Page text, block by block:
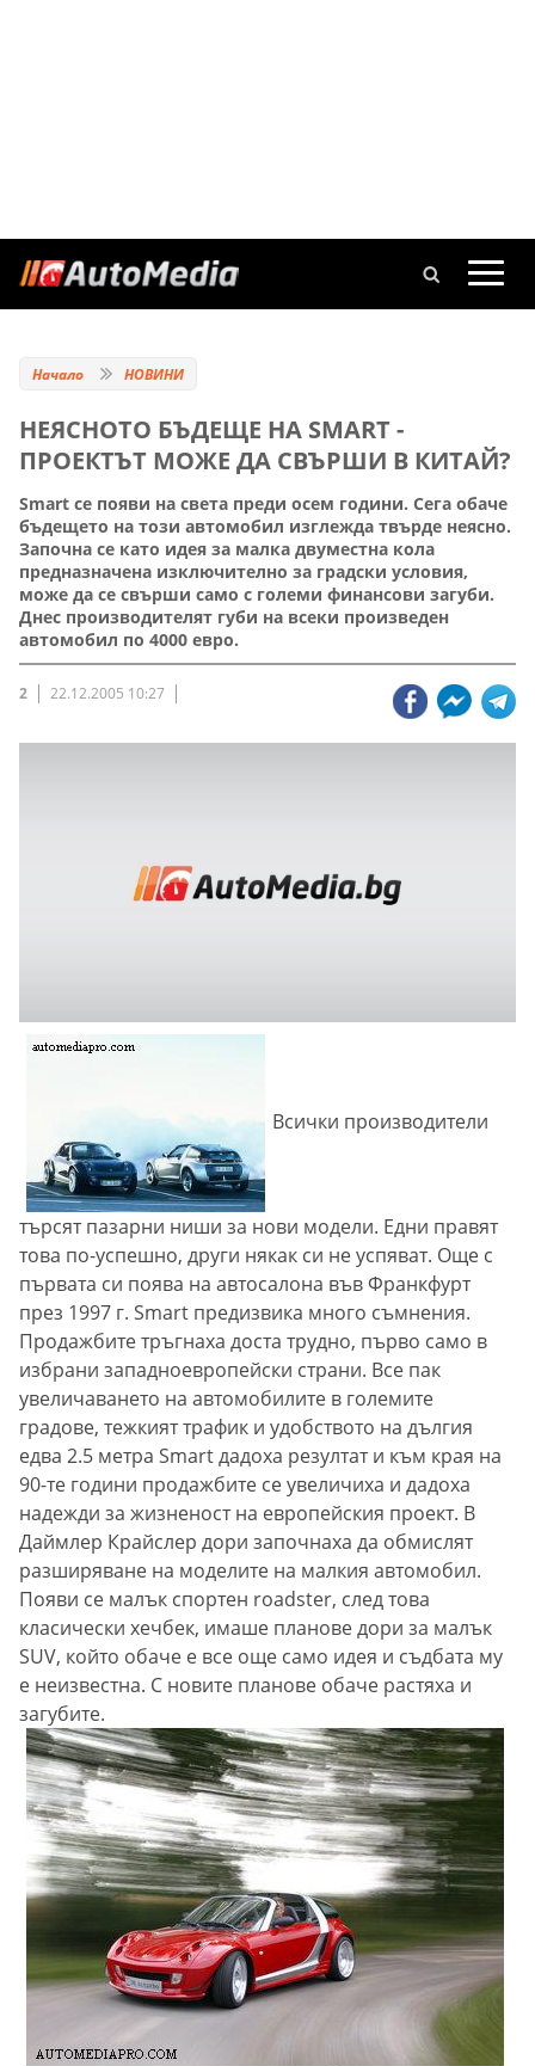
Начало НОВИНИ
НЕЯСНОТО БЪДЕЩЕ НА SMART -
ПРОЕКТЪТ МОЖЕ ДА СВЪРШИ В КИТАЙ?
Smart се появи на света преди осем години. Сега обаче
бъдещето на този автомобил изглежда твърде неясно.
Започна се като идея за малка двуместна кола
предназначена изключително за градски условия,
може да се свърши само с големи финансови загуби.
Днес производителят губи на всеки произведен
автомобил по 4000 евро.
2 22.12.2005 10:27
Всички производители
търсят пазарни ниши за нови модели. Едни правят
това по-успешно, други някак си не успяват. Още с
първата си поява на автосалона във Франкфурт
през 1997 г. Smart предизвика много съмнения.
Продажбите тръгнаха доста трудно, първо само в
избрани западноевропейски страни. Все пак
увеличаването на автомобилите в големите
градове, тежкият трафик и удобството на дългия
едва 2.5 метра Smart дадоха резултат и към края на
90-те години продажбите се увеличиха и дадоха
надежди за жизненост на европейския проект. В
Даймлер Крайслер дори започнаха да обмислят
разширяване на моделите на малкия автомобил.
Появи се малък спортен roadster, след това
класически хечбек, имаше планове дори за малък
SUV, който обаче е все още само идея и съдбата му
е неизвестна. С новите планове обаче растяха и
загубите.